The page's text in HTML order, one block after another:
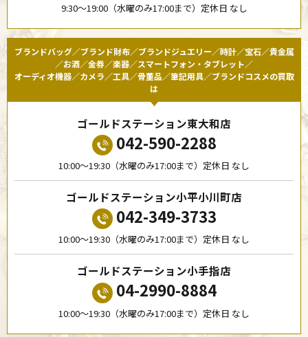
9:30〜19:00（水曜のみ17:00まで）定休日 なし
ブランドバッグ／ブランド財布／ブランドジュエリー／時計／宝石／貴金属
／お酒／金券／楽器／スマートフォン・タブレット／
オーディオ機器／カメラ／工具／骨董品／筆記用具／ブランドコスメの買取
は
ゴールドステーション東大和店
042-590-2288
10:00〜19:30（水曜のみ17:00まで）定休日 なし
ゴールドステーション小平小川町店
042-349-3733
10:00〜19:30（水曜のみ17:00まで）定休日 なし
ゴールドステーション小手指店
04-2990-8884
10:00〜19:30（水曜のみ17:00まで）定休日 なし